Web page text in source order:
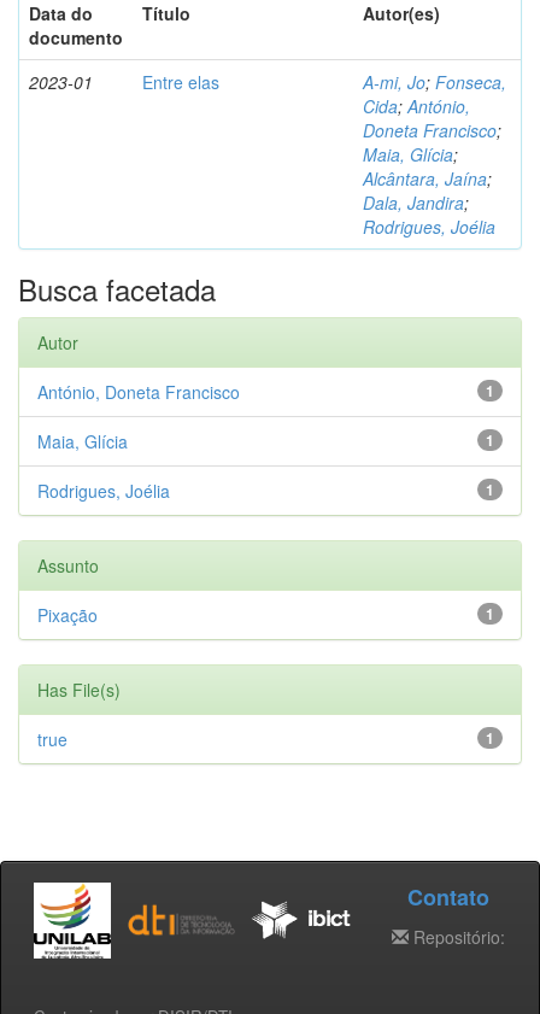
Data do
documento
Título Autor(es)
2023-01 Entre elas A-mi, Jo; Fonseca,
Cida;António,
Doneta Francisco;
Maia, Glícia;
Alcântara, Jaína;
Dala, Jandira;
Rodrigues, Joélia
Busca facetada
Autor
1
António, Doneta Francisco
1
Maia, Glícia
1
Rodrigues, Joélia
Assunto
1
Pixação
Has File(s)
1
true
Contato
Repositório: